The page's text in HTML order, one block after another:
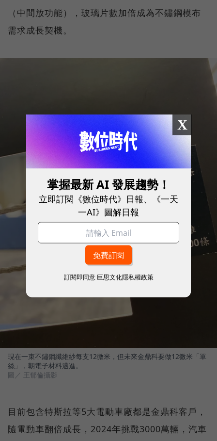
（中間放功能），玻璃片數加倍成為不鏽鋼模布
需求成長契機。
現在一束不鏽鋼纖維紗每支12微米，但未來金鼎科要做12微米「單
絲」，朝電子材料邁進。
圖／ 王郁倫攝影
目前包含特斯拉等5大電動車廠都是金鼎科客戶，
隨電動車翻倍成長，2024年挑戰3000萬輛，汽車
X
掌握最新 AI 發展趨勢！
立即訂閱《數位時代》日報、《一天
一AI》圖解日報
訂閱即同意 巨思文化隱私權政策